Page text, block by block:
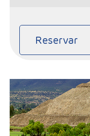
Reservar
-Salidas: Lunes
- Ruta: 3 Noches
en Tehuantepec, 2
1 Noche en Campeche,
- Categoría Hotelera: C,
Régimen: Según